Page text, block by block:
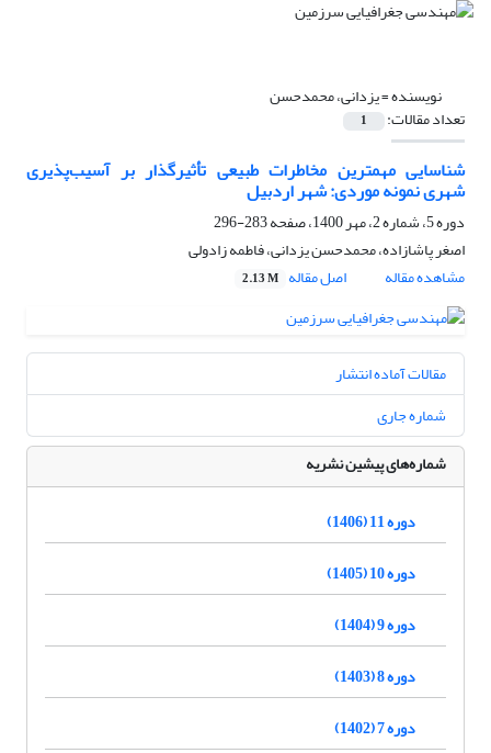
نویسنده =یزدانی، محمدحسن
تعداد مقالات: 1
شناسایی مهمترین مخاطرات طبیعی تأثیر‌گذار بر آسیب‌پذیری
شهری نمونه موردی: شهر اردبیل
دوره 5، شماره 2، مهر 1400، صفحه
283-296
اصغر پاشازاده، محمدحسن یزدانی، فاطمه زادولی
مشاهده مقاله
اصل مقاله 2.13 M
مقالات آماده انتشار
شماره جاری
شماره‌های پیشین نشریه
دوره 11 (1406)
دوره 10 (1405)
دوره 9 (1404)
دوره 8 (1403)
دوره 7 (1402)